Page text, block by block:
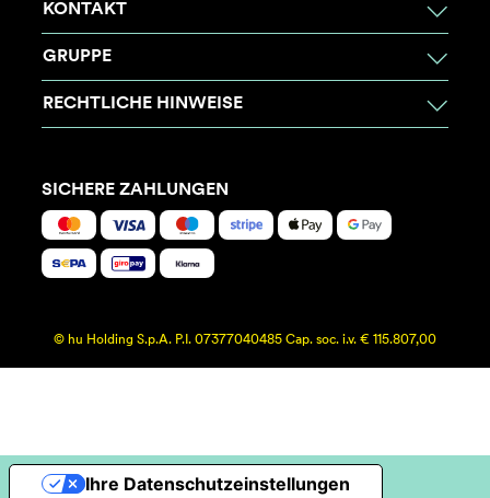
KONTAKT
GRUPPE
RECHTLICHE HINWEISE
SICHERE ZAHLUNGEN
© hu Holding S.p.A. P.I. 07377040485 Cap. soc. i.v. € 115.807,00
Ihre Datenschutzeinstellungen